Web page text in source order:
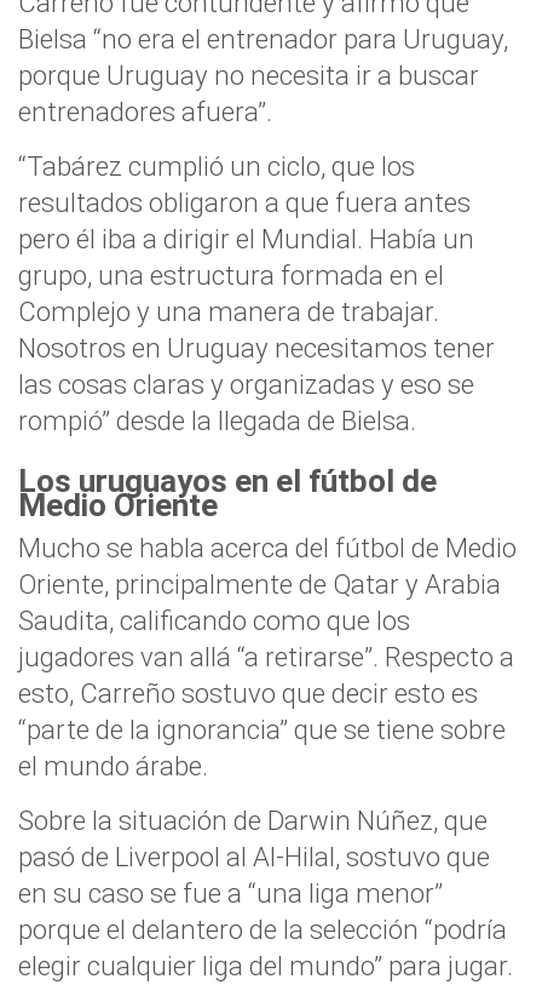
Bielsa “no era el entrenador para Uruguay,
porque Uruguay no necesita ir a buscar
entrenadores afuera”.
“Tabárez cumplió un ciclo, que los
resultados obligaron a que fuera antes
pero él iba a dirigir el Mundial. Había un
grupo, una estructura formada en el
Complejo y una manera de trabajar.
Nosotros en Uruguay necesitamos tener
las cosas claras y organizadas y eso se
rompió” desde la llegada de Bielsa.
Los uruguayos en el fútbol de
Medio Oriente
Mucho se habla acerca del fútbol de Medio
Oriente, principalmente de Qatar y Arabia
Saudita, calificando como que los
jugadores van allá “a retirarse”. Respecto a
esto, Carreño sostuvo que decir esto es
“parte de la ignorancia” que se tiene sobre
el mundo árabe.
Sobre la situación de Darwin Núñez, que
pasó de Liverpool al Al-Hilal, sostuvo que
en su caso se fue a “una liga menor”
porque el delantero de la selección “podría
elegir cualquier liga del mundo” para jugar.